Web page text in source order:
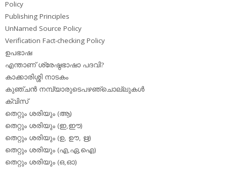
Policy
Publishing Principles
UnNamed Source Policy
Verification Fact-checking Policy
ഉപഭാഷ
എന്താണ് ശ്രേഷ്ഠഭാഷാ പദവി?
കാക്കാരിശ്ശി നാടകം
കുഞ്ചന്‍ നമ്പ്യാരുടെപഴഞ്ചൊല്ലുകള്‍
ക്വിസ്
തെറ്റും ശരിയും (ആ)
തെറ്റും ശരിയും (ഇ,ഈ)
തെറ്റും ശരിയും (ഉ, ഊ, ഋ)
തെറ്റും ശരിയും (എ,ഏ,ഐ)
തെറ്റും ശരിയും (ഒ,ഓ)